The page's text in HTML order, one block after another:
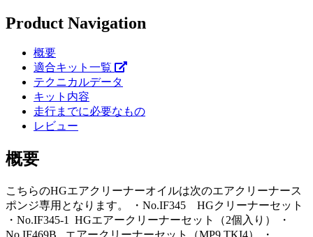
Product Navigation
概要
適合キット一覧
テクニカルデータ
キット内容
走行までに必要なもの
レビュー
概要
こちらのHGエアクリーナーオイルは次のエアクリーナース
ポンジ専用となります。 ・No.IF345 HGクリーナーセット
・No.IF345-1 HGエアークリーナーセット（2個入り） ・